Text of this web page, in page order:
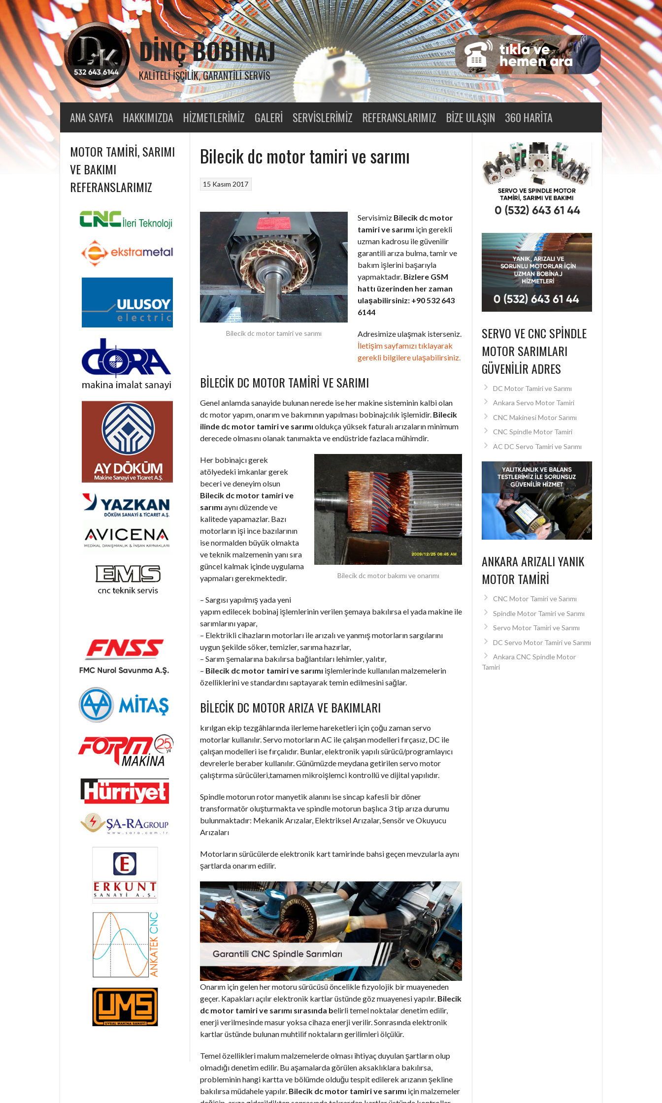
Skip
content
DINÇ BOBINAJ
KALITELI İŞÇILIK, GARANTILI SERVIS
ANA SAYFA HAKKIMIZDA HIZMETLERIMIZ GALERI SERVISLERIMIZ REFERANSLARIMIZ BIZE ULAŞIN 360 HARITA
Bilecik dc motor tamiri ve sarımı
15 Kasım 2017
Bilecik dc motor tamiri ve sarımı
Servisimiz Bilecik dc motor
tamiri ve sarımı için gerekli
uzman kadrosu ile güvenilir
garantili arıza bulma, tamir ve
bakım işlerini başarıyla
yapmaktadır. Bizlere GSM
hattı üzerinden her zaman
ulaşabilirsiniz: +90 532 643
6144
Adresimize ulaşmak isterseniz.
İletişim sayfamızı tıklayarak
gerekli bilgilere ulaşabilirsiniz.
BILECIK DC MOTOR TAMIRI VE SARIMI
Genel anlamda sanayide bulunan nerede ise her makine sisteminin kalbi olan
dc motor yapım, onarım ve bakımının yapılması bobinajcılık işlemidir. Bilecik
ilinde dc motor tamiri ve sarımı oldukça yüksek faturalı arızaların minimum
derecede olmasını olanak tanımakta ve endüstride fazlaca mühimdir.
Bilecik dc motor bakımı ve onarımı
Her bobinajcı gerek
atölyedeki imkanlar gerek
beceri ve deneyim olsun
Bilecik dc motor tamiri ve
sarımı aynı düzende ve
kalitede yapamazlar. Bazı
motorların işi ince bazılarının
ise normalden büyük olmakta
ve teknik malzemenin yanı sıra
güncel kalmak içinde uygulama
yapmaları gerekmektedir.
– Sargısı yapılmış yada yeni
yapım edilecek bobinaj işlemlerinin verilen şemaya bakılırsa el yada makine ile
sarımlarını yapar,
– Elektrikli cihazların motorları ile arızalı ve yanmış motorların sargılarını
uygun şekilde söker, temizler, sarıma hazırlar,
– Sarım şemalarına bakılırsa bağlantıları lehimler, yalıtır,
– Bilecik dc motor tamiri ve sarımı işlemlerinde kullanılan malzemelerin
özelliklerini ve standardını saptayarak temin edilmesini sağlar.
BILECIK DC MOTOR ARIZA VE BAKIMLARI
kırılgan ekip tezgâhlarında ilerleme hareketleri için çoğu zaman servo
motorlar kullanılır. Servo motorların AC ile çalışan modelleri fırçasız, DC ile
çalışan modelleri ise fırçalıdır. Bunlar, elektronik yapılı sürücü/programlayıcı
devrelerle beraber kullanılır. Günümüzde meydana getirilen servo motor
çalıştırma sürücüleri,tamamen mikroişlemci kontrollü ve dijital yapılıdır.
Spindle motorun rotor manyetik alanını ise sincap kafesli bir döner
transformatör oluşturmakta ve spindle motorun başlıca 3 tip arıza durumu
bulunmaktadır: Mekanik Arızalar, Elektriksel Arızalar, Sensör ve Okuyucu
Arızaları
Motorların sürücülerde elektronik kart tamirinde bahsi geçen mevzularla aynı
şartlarda onarım edilir.
Onarım için gelen her motoru sürücüsü öncelikle fizyolojik bir muayeneden
geçer. Kapakları açılır elektronik kartlar üstünde göz muayenesi yapılır. Bilecik
dc motor tamiri ve sarımı sırasında belirli temel noktalar denetim edilir,
enerji verilmesinde masur yoksa cihaza enerji verilir. Sonrasında elektronik
kartlar üstünde bulunan muhtilif noktaların gerilimleri ölçülür.
Temel özellikleri malum malzemelerde olması ihtiyaç duyulan şartların olup
olmadığı denetim edilir. Bu aşamalarda görülen aksaklıklara bakılırsa,
probleminin hangi kartta ve bölümde olduğu tespit edilerek arızanın şekline
bakılırsa müdahele yapılır. Bilecik dc motor tamiri ve sarımı için malzemeler
MOTOR TAMIRI, SARIMI
VE BAKIMI
REFERANSLARIMIZ
SERVO VE CNC SPINDLE
MOTOR SARIMLARI
GÜVENILIR ADRES
DC Motor Tamiri ve Sarımı
Ankara Servo Motor Tamiri
CNC Makinesi Motor Sarımı
CNC Spindle Motor Tamiri
AC DC Servo Tamiri ve Sarımı
ANKARA ARIZALI YANIK
MOTOR TAMIRI
CNC Motor Tamiri ve Sarımı
Spindle Motor Tamiri ve Sarımı
Servo Motor Tamiri ve Sarımı
DC Servo Motor Tamiri ve Sarımı
Ankara CNC Spindle Motor
Tamiri